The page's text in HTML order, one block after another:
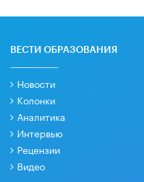
ВЕСТИ ОБРАЗОВАНИЯ
Новости
Колонки
Аналитика
Интервью
Рецензии
Видео